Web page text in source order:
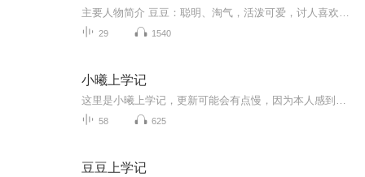
29 1540
小曦上学记
58 625
豆豆上学记